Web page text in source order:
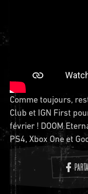
Comme toujours,
Club et IGN First
février ! DOOM
PS4, Xbox One et